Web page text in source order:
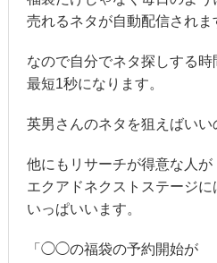
売れるネタが自動配信されま
なので自分でネタ探しする時
最短1秒になります。
英男さんのネタを狙えばいい
他にもリサーチが得意な人が
エクアドネクストステージに
いっぱいいます。
「◯◯の福袋の予約開始が